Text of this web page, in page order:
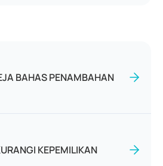
BAHAS PENAMBAHAN
KEPEMILIKAN